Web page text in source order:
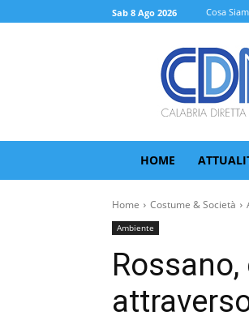
Sab 8 Ago 2026 Cosa
HOME
Home Costume & Società
Ambiente